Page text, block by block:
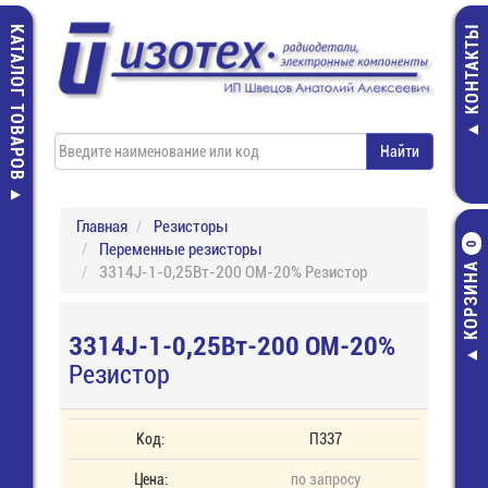
КАТАЛОГ ТОВАРОВ КОНТАКТЫ
КОРЗИНА
0
Главная
Резисторы
Переменные резисторы
3314J-1-0,25Вт-200 ОМ-20% Резистор
3314J-1-0,25Вт-200 ОМ-20%
Резистор
Код: П337
Цена: по запросу